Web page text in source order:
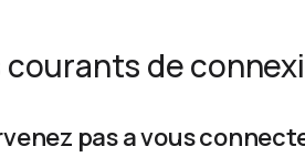
de
pas a vous